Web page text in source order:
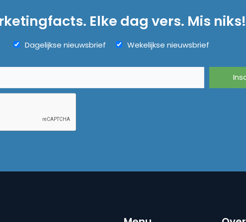
Elke dag vers. Mis niks!
Dagelijkse nieuwsbrief Wekelijkse nieuwsbrief